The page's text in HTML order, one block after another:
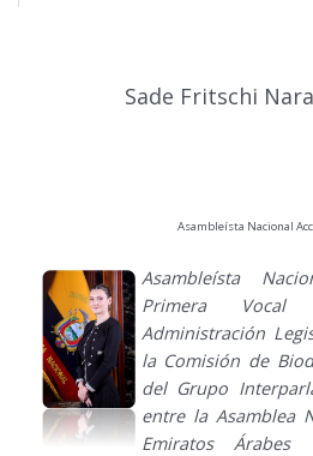
Sade Fritschi
Asambleísta Nacional
Asambleísta
Primera
Administración
la Comisión de
del Grupo
entre la Asamblea
Emiratos